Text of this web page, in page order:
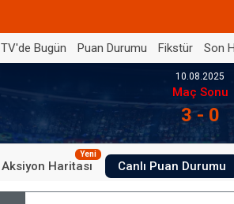
TV'de Bugün Puan Durumu Fikstür Son
10.08.2025
Maç Sonu
3 - 0
Aksiyon Haritası
Yeni
Canlı Puan Durumu